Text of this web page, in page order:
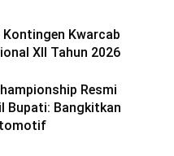
Kwarcab
XII Tahun 2026
Resmi
Bupati: Bangkitkan